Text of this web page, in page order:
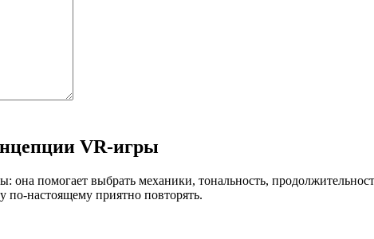
VR-игры
она помогает выбрать механики, тональность,
по-настоящему приятно повторять.